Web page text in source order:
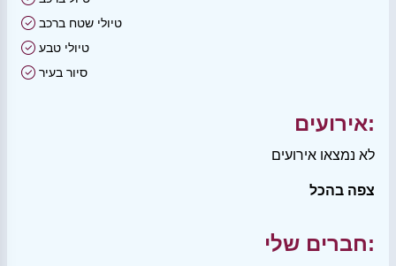
טיולי שטח ברכב
טיולי טבע
סיור בעיר
אירועים:
לא נמצאו אירועים
צפה בהכל
חברים שלי: